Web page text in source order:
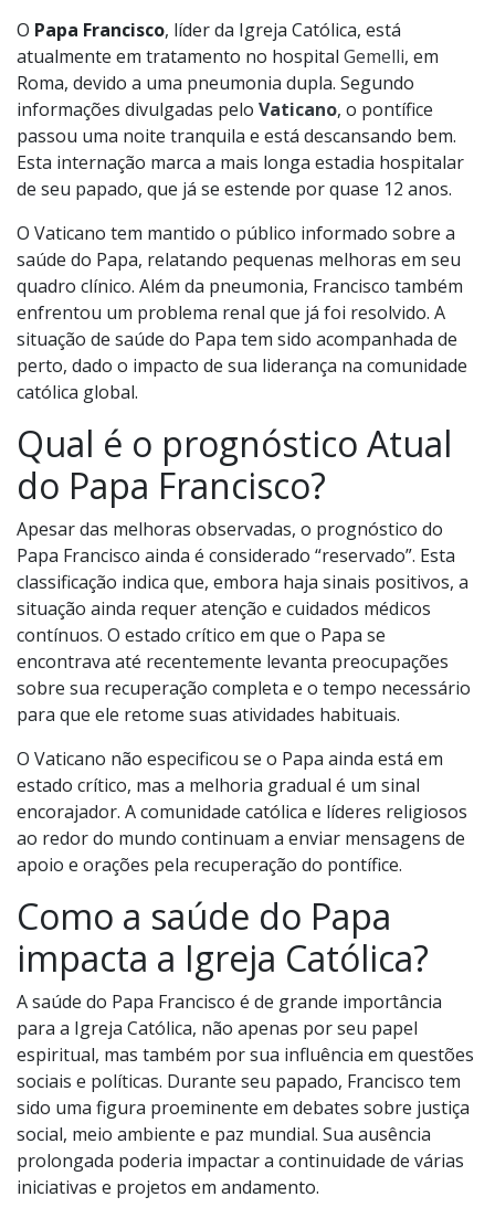
O Papa Francisco, líder da Igreja Católica, está
atualmente em tratamento no hospital Gemelli, em
Roma, devido a uma pneumonia dupla. Segundo
informações divulgadas pelo Vaticano, o pontífice
passou uma noite tranquila e está descansando bem.
Esta internação marca a mais longa estadia hospitalar
de seu papado, que já se estende por quase 12 anos.
O Vaticano tem mantido o público informado sobre a
saúde do Papa, relatando pequenas melhoras em seu
quadro clínico. Além da pneumonia, Francisco também
enfrentou um problema renal que já foi resolvido. A
situação de saúde do Papa tem sido acompanhada de
perto, dado o impacto de sua liderança na comunidade
católica global.
Qual é o prognóstico Atual
do Papa Francisco?
Apesar das melhoras observadas, o prognóstico do
Papa Francisco ainda é considerado “reservado”. Esta
classificação indica que, embora haja sinais positivos, a
situação ainda requer atenção e cuidados médicos
contínuos. O estado crítico em que o Papa se
encontrava até recentemente levanta preocupações
sobre sua recuperação completa e o tempo necessário
para que ele retome suas atividades habituais.
O Vaticano não especificou se o Papa ainda está em
estado crítico, mas a melhoria gradual é um sinal
encorajador. A comunidade católica e líderes religiosos
ao redor do mundo continuam a enviar mensagens de
apoio e orações pela recuperação do pontífice.
Como a saúde do Papa
impacta a Igreja Católica?
A saúde do Papa Francisco é de grande importância
para a Igreja Católica, não apenas por seu papel
espiritual, mas também por sua influência em questões
sociais e políticas. Durante seu papado, Francisco tem
sido uma figura proeminente em debates sobre justiça
social, meio ambiente e paz mundial. Sua ausência
prolongada poderia impactar a continuidade de várias
iniciativas e projetos em andamento.